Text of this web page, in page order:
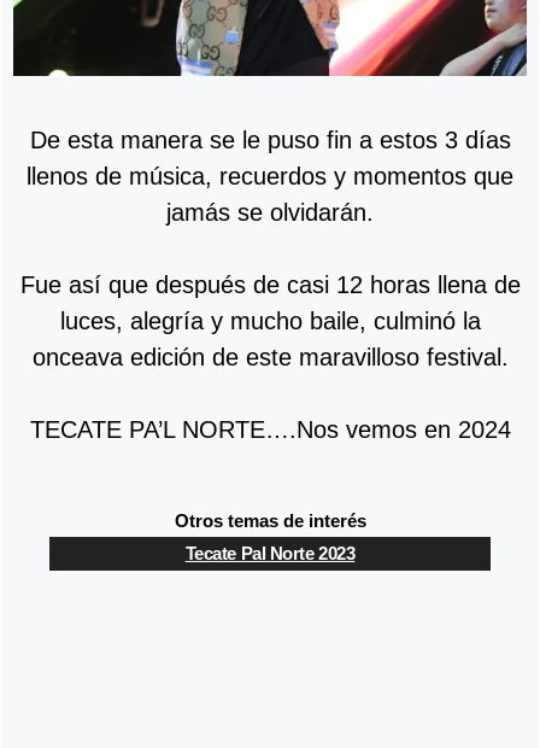
De esta manera se le puso fin a estos 3 días
llenos de música, recuerdos y momentos que
jamás se olvidarán.
Fue así que después de casi 12 horas llena de
luces, alegría y mucho baile, culminó la
onceava edición de este maravilloso festival.
TECATE PA’L NORTE….Nos vemos en 2024
Otros temas de interés
Tecate Pal Norte 2023